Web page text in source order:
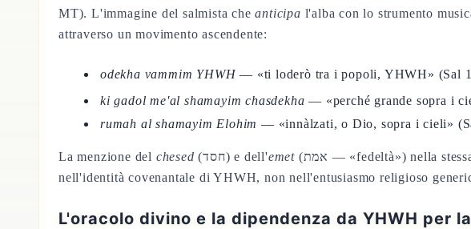
MT). L'immagine del salmista cheanticipa l'alba con lo strumento
attraverso un movimento ascendente:
odekha vammim YHWH— «ti loderò tra i popoli, YHWH» (Sal
ki gadol me'al shamayim chasdekha — «perché grande sopra i
rumah al shamayim Elohim — «innàlzati, o Dio, sopra i cieli»
La menzione del chesed (חסד) e dell'emet (אמת — «fedeltà») nella stessa coppia alleanziale che percorre il Salterio dal Sal 89:2 al Sal 143:1 radica la lode universale
nell'identità covenantale di YHWH, non nell'entusiasmo religioso
L'oracolo divino e la dipendenza da YHWH per